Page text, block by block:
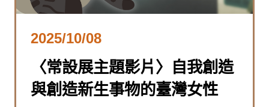
2025/10/08
〈常設展主題影片〉自我創造
與創造新生事物的臺灣女性